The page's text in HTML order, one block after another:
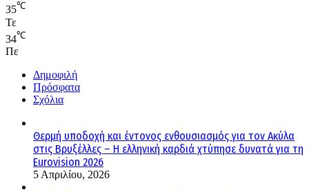
35℃
Τε
34℃
Πε
Δημοφιλή
Πρόσφατα
Σχόλια
Θερμή υποδοχή και έντονος ενθουσιασμός για τον Ακύλα
στις Βρυξέλλες – Η ελληνική καρδιά χτύπησε δυνατά για τη
Eurovision 2026
5 Απριλίου, 2026